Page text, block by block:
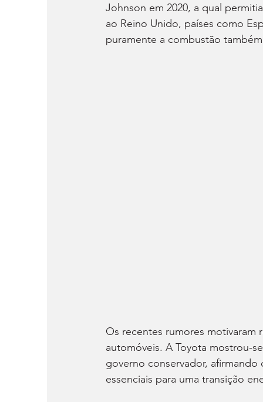
Johnson em 2020, a qual
ao Reino Unido, países como
puramente a combustão também
Os recentes rumores motivaram
automóveis. A Toyota mostrou-
governo conservador, afirmando
essenciais para uma transição